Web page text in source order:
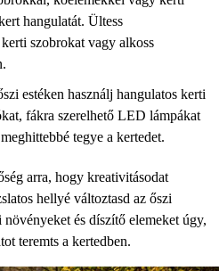
hangulatát. Ültess
szobrokat vagy alkoss
estéken használj hangulatos kerti
fákra szerelhető LED lámpákat
tegye a kertedet.
arra, hogy kreativitásodat
hellyé változtasd az őszi
és díszítő elemeket úgy,
teremts a kertedben.